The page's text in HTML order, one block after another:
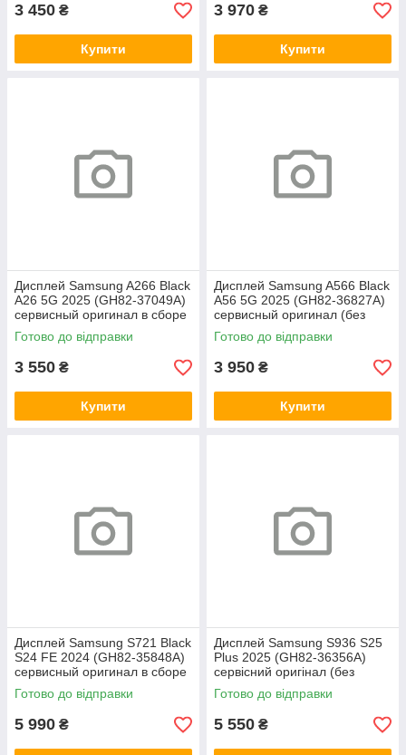
3 450 ₴
Купити
3 970 ₴
Купити
Дисплей Samsung A266 Black
A26 5G 2025 (GH82-37049A)
сервисный оригинал в сборе
с рамкой
Готово до відправки
3 550 ₴
Купити
Дисплей Samsung A566 Black
A56 5G 2025 (GH82-36827A)
сервисный оригинал (без
рамки)
Готово до відправки
3 950 ₴
Купити
Дисплей Samsung S721 Black
S24 FE 2024 (GH82-35848A)
сервисный оригинал в сборе
с рамкой
Готово до відправки
5 990 ₴
Дисплей Samsung S936 S25
Plus 2025 (GH82-36356A)
сервісний оригінал (без
рамки)
Готово до відправки
5 550 ₴